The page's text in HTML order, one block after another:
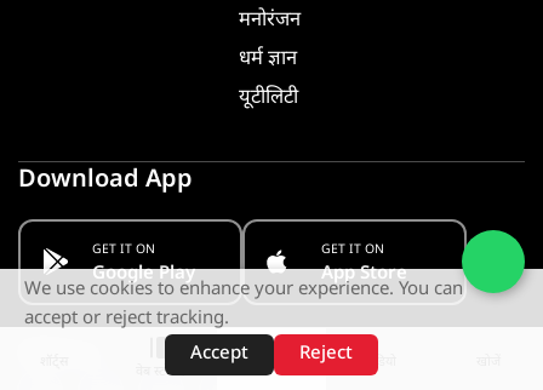
वेब स्टोरीज़
मनोरंजन
धर्म ज्ञान
यूटीलिटी
Download App
GET IT ON
Google Play
GET IT ON
App Store
We use cookies to enhance your experience. You can
accept or reject tracking.
Accept
Reject